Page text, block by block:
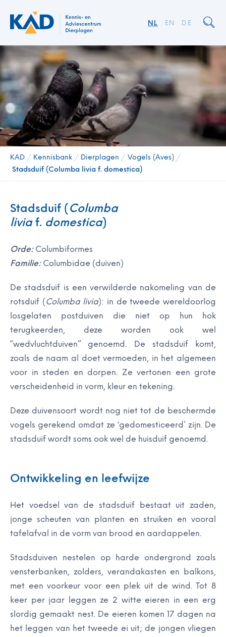
DE
EN
NL
KAD / Kennisbank / Dierplagen / Vogels (Aves) /
Stadsduif (Columba livia f. domestica)
Stadsduif (Columba
liviaf. domestica)
Orde: Columbiformes
Familie: Columbidae (duiven)
De stadsduif is een verwilderde nakomeling van de
rotsduif (Columba livia): in de tweede wereldoorlog
losgelaten postduiven die niet op hun hok
terugkeerden, deze worden ook wel
“wedvluchtduiven” genoemd. De stadsduif komt,
zoals de naam al doet vermoeden, in het algemeen
voor in steden en dorpen. Ze vertonen een grote
verscheidenheid in vorm, kleur en tekening.
Deze duivensoort wordt nog niet tot de beschermde
vogels gerekend omdat ze ‘gedomesticeerd’ zijn. De
stadsduif wordt soms ook wel de huisduif genoemd.
Ontwikkeling en leefwijze
Het voedsel van de stadsduif bestaat uit zaden,
jonge scheuten van planten en struiken en vooral
tafelafval in de vorm van brood en aardappelen.
Stadsduiven nestelen op harde ondergrond zoals
vensterbanken, zolders, verandakasten en balkons,
met een voorkeur voor een plek uit de wind. Tot 8
keer per jaar leggen ze 2 witte eieren in een erg
slordig gemaakt nest. De eieren komen 17 dagen na
het leggen van het tweede ei uit; de jongen vliegen